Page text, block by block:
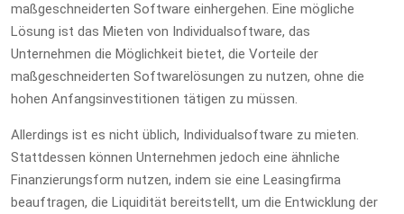
maßgeschneiderten Software einhergehen. Eine mögliche
Lösung ist das Mieten von Individualsoftware, das
Unternehmen die Möglichkeit bietet, die Vorteile der
maßgeschneiderten Softwarelösungen zu nutzen, ohne die
hohen Anfangsinvestitionen tätigen zu müssen.
Allerdings ist es nicht üblich, Individualsoftware zu mieten.
Stattdessen können Unternehmen jedoch eine ähnliche
Finanzierungsform nutzen, indem sie eine Leasingfirma
beauftragen, die Liquidität bereitstellt, um die Entwicklung der